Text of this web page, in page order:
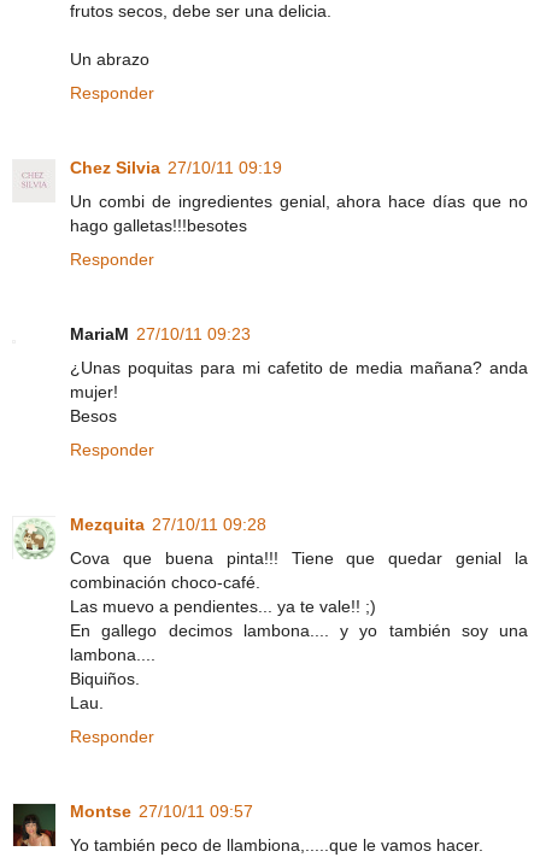
frutos secos, debe ser una delicia.
Un abrazo
Responder
Chez Silvia 27/10/11 09:19
Un combi de ingredientes genial, ahora hace días que no
hago galletas!!!besotes
Responder
MariaM 27/10/11 09:23
¿Unas poquitas para mi cafetito de media mañana? anda
mujer!
Besos
Responder
Mezquita 27/10/11 09:28
Cova que buena pinta!!! Tiene que quedar genial la
combinación choco-café.
Las muevo a pendientes... ya te vale!! ;)
En gallego decimos lambona.... y yo también soy una
lambona....
Biquiños.
Lau.
Responder
Montse 27/10/11 09:57
Yo también peco de llambiona,.....que le vamos hacer.